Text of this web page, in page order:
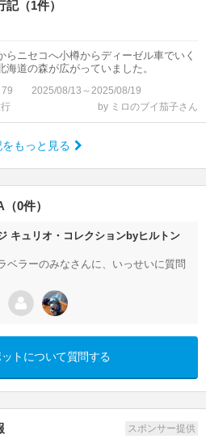
（1件）
らニセコへ小樽からディーゼル車でいく
海道の森が広がっていました。
79
2025/08/13～2025/08/19
by ミロのブイ茄子さん
もっと見る
0件）
キュリオ・コレクションbyヒルトン
ベラーのみなさんに、いっせいに質問
トについて質問する
スポンサー提供